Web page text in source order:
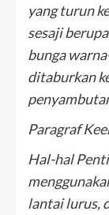
yang turun
sesaji
bunga
ditaburkan
Paragraf
Hal-hal
lantai lurus,